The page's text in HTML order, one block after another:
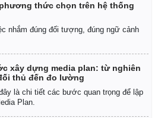
thức chọn trên hệ thống
nhắm đúng đối tượng, đúng ngữ cảnh
xây dựng media plan: từ nghiên
thủ đến đo lường
là chi tiết các bước quan trọng để lập
Plan.